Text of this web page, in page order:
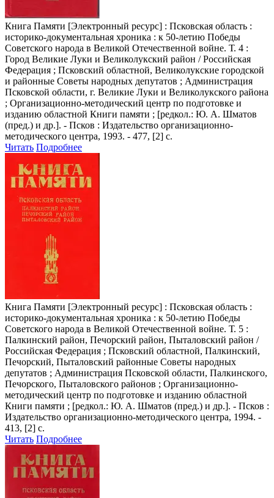
Книга Памяти [Электронный ресурс] : Псковская область :
историко-документальная хроника : к 50-летию Победы
Советского народа в Великой Отечественной войне. Т. 4 :
Город Великие Луки и Великолукский район / Российская
Федерация ; Псковский областной, Великолукские городской
и районные Советы народных депутатов ; Администрация
Псковской области, г. Великие Луки и Великолукского района
; Организационно-методический центр по подготовке и
изданию областной Книги памяти ; [редкол.: Ю. А. Шматов
(пред.) и др.]. - Псков : Издательство организационно-
методического центра, 1993. - 477, [2] с.
Читать Подробнее
Книга Памяти [Электронный ресурс] : Псковская область :
историко-документальная хроника : к 50-летию Победы
Советского народа в Великой Отечественной войне. Т. 5 :
Палкинский район, Печорский район, Пыталовский район /
Российская Федерация ; Псковский областной, Палкинский,
Печорский, Пыталовский районные Советы народных
депутатов ; Администрация Псковской области, Палкинского,
Печорского, Пыталовского районов ; Организационно-
методический центр по подготовке и изданию областной
Книги памяти ; [редкол.: Ю. А. Шматов (пред.) и др.]. - Псков :
Издательство организационно-методического центра, 1994. -
413, [2] с.
Читать Подробнее